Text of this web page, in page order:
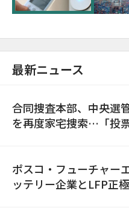
最新ニュース
合同捜査本部、中央選
を再度家宅捜索…「投
ポスコ・フューチャー
ッテリー企業とLFP正